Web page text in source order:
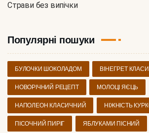
Страви без випічки
Популярні пошуки
БУЛОЧКИ ШОКОЛАДОМ ВІНЕГРЕТ
НОВОРІЧНИЙ РЕЦЕПТ МОЛОЦІ ЯЄЦЬ
НАПОЛЕОН КЛАСИЧНИЙ НІЖНІСТЬ
ПІСОЧНИЙ ПИРІГ ЯБЛУКАМИ ПІСНИЙ